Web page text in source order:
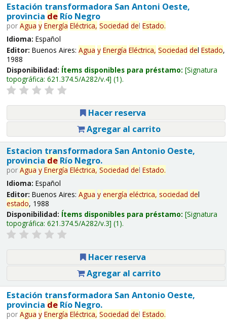
Estación transformadora San Antoni Oeste,
provincia deRío Negro
por Agua y Energía Eléctrica, Sociedad del Estado.
Idioma: Español
Editor: Buenos Aires: Agua y Energía Eléctrica, Sociedad del Estado,
1988
Disponibilidad: Ítems disponibles para préstamo: Signatura
topográfica: 621.374.5/A282/v.4 (1).
Hacer reserva
Agregar al carrito
Estacion transformadora San Antonio Oeste,
provincia deRío Negro.
por Agua y Energía Eléctrica, Sociedad del Estado.
Idioma: Español
Editor: Buenos Aires: Agua y energía eléctrica, sociedad del
estado, 1988
Disponibilidad: Ítems disponibles para préstamo: Signatura
topográfica: 621.374.5/A282/v.3 (1).
Hacer reserva
Agregar al carrito
Estación transformadora San Antonio Oeste,
provincia deRío Negro.
por Agua y Energía Eléctrica, Sociedad del Estado.